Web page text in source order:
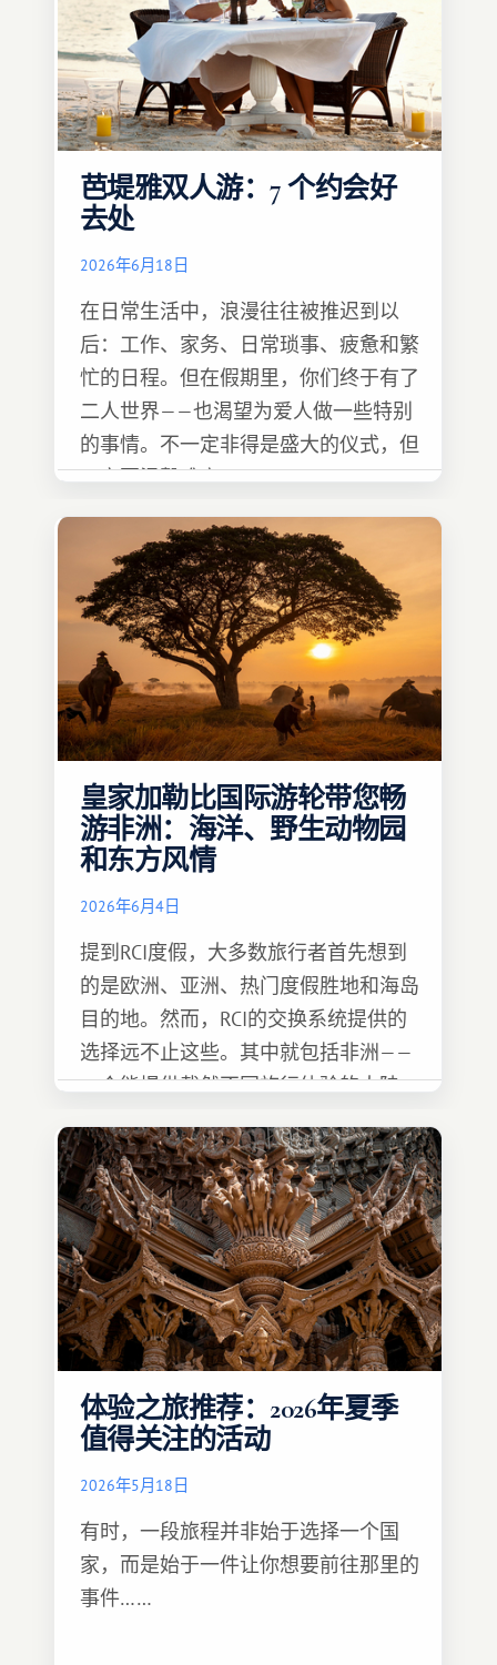
芭堤雅双人游：7 个约会好
去处
2026年6月18日
在日常生活中，浪漫往往被推迟到以
后：工作、家务、日常琐事、疲惫和繁
忙的日程。但在假期里，你们终于有了
二人世界——也渴望为爱人做一些特别
的事情。不一定非得是盛大的仪式，但
一定要温馨难忘 :)
皇家加勒比国际游轮带您畅
游非洲：海洋、野生动物园
和东方风情
2026年6月4日
提到RCI度假，大多数旅行者首先想到
的是欧洲、亚洲、热门度假胜地和海岛
目的地。然而，RCI的交换系统提供的
选择远不止这些。其中就包括非洲——
一个能提供截然不同旅行体验的大陆。
体验之旅推荐：2026年夏季
值得关注的活动
2026年5月18日
有时，一段旅程并非始于选择一个国
家，而是始于一件让你想要前往那里的
事件……